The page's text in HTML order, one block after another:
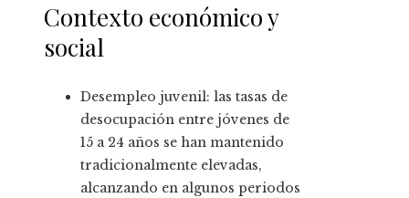
Contexto económico y
social
Desempleo juvenil: las tasas de
desocupación entre jóvenes de
15 a 24 años se han mantenido
tradicionalmente elevadas,
alcanzando en algunos periodos